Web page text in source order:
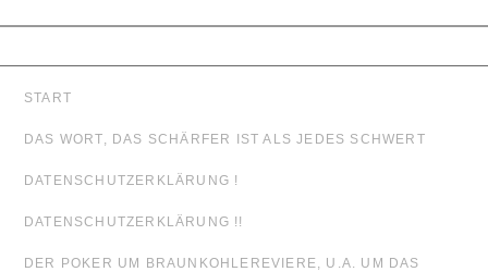
START
DAS WORT, DAS SCHÄRFER IST ALS JEDES SCHWERT
DATENSCHUTZERKLÄRUNG !
DATENSCHUTZERKLÄRUNG !!
DER POKER UM BRAUNKOHLEREVIERE, U.A. UM DAS